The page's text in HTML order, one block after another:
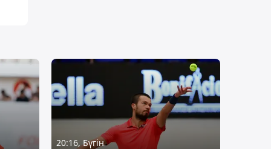
20:16, Бүгін